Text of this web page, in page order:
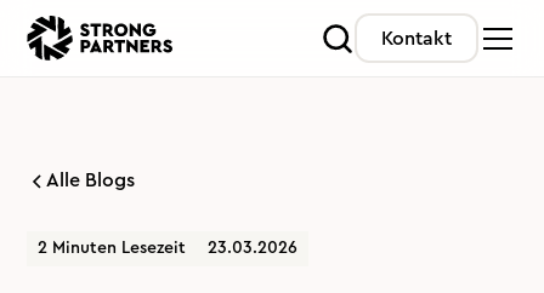
Kontakt
Alle Blogs
2 Minuten Lesezeit 23.03.2026